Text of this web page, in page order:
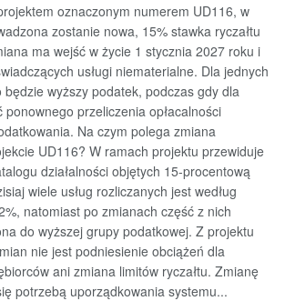
oznaczonym numerem UD116, w
zostanie nowa, 15% stawka ryczałtu
ma wejść w życie 1 stycznia 2027 roku i
usługi niematerialne. Dla jednych
wyższy podatek, podczas gdy dla
przeliczenia opłacalności
Na czym polega zmiana
UD116? W ramach projektu przewiduje
działalności objętych 15-procentową
wiele usług rozliczanych jest według
natomiast po zmianach część z nich
do wyższej grupy podatkowej. Z projektu
nie jest podniesienie obciążeń dla
ani zmiana limitów ryczałtu. Zmianę
potrzebą uporządkowania systemu...